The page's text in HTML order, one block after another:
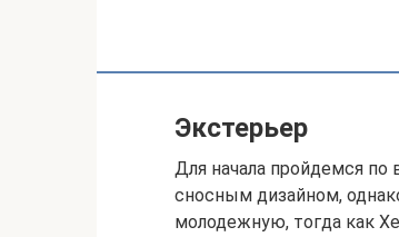
Экстерьер
Для начала пройдемся
сносным дизайном,
молодежную, тогда как